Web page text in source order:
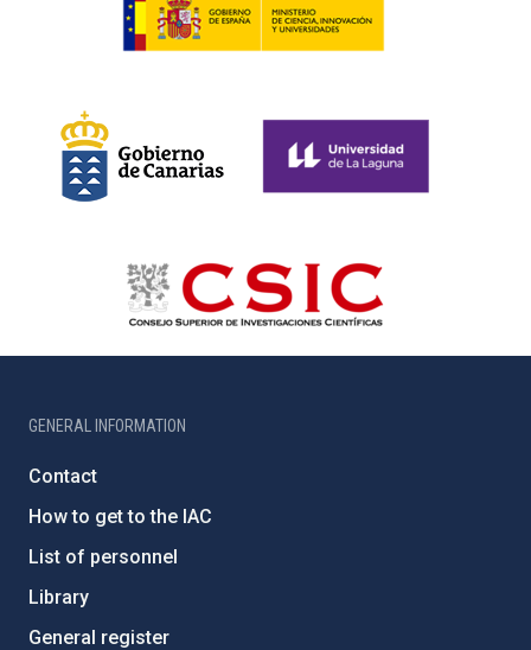
GENERAL INFORMATION
Contact
How to get to the IAC
List of personnel
Library
General register